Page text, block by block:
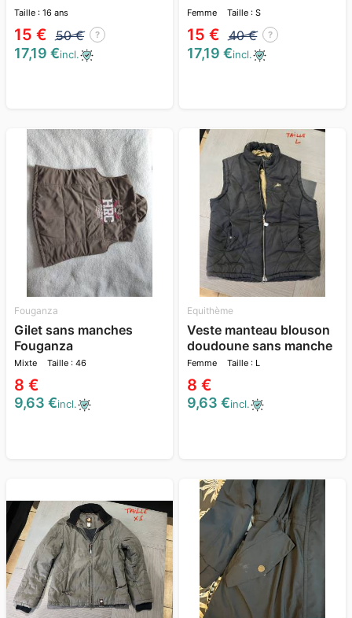
Taille : 16 ans
15 € 50 € ?
17,19 €incl.
Femme Taille : S
15 € 40 € ?
17,19 €incl.
Fouganza
Gilet sans manches
Fouganza
Mixte Taille : 46
8 €
9,63 €incl.
Equithème
Veste manteau blouson
doudoune sans manche
chaude hiver
Femme Taille : L
8 €
9,63 €incl.